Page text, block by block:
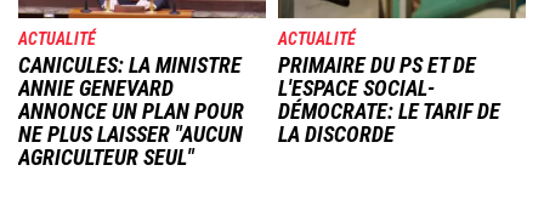
ACTUALITÉ
CANICULES: LA MINISTRE
ANNIE GENEVARD
ANNONCE UN PLAN POUR
NE PLUS LAISSER "AUCUN
AGRICULTEUR SEUL"
ACTUALITÉ
PRIMAIRE DU PS ET DE
L'ESPACE SOCIAL-
DÉMOCRATE: LE TARIF DE
LA DISCORDE